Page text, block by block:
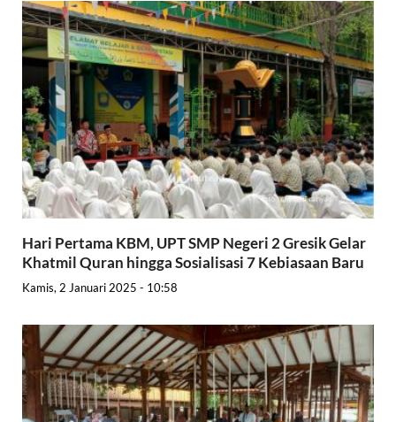
Hari Pertama KBM, UPT SMP Negeri 2 Gresik Gelar
Khatmil Quran hingga Sosialisasi 7 Kebiasaan Baru
Kamis, 2 Januari 2025 - 10:58